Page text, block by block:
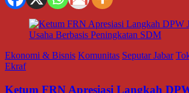
Ekonomi & Bisnis Komunitas Seputar Jabar
Ekraf
Ketum FRN Apresiasi Langkah